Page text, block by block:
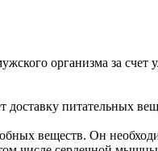
организма за счет
доставку питательных
веществ. Он